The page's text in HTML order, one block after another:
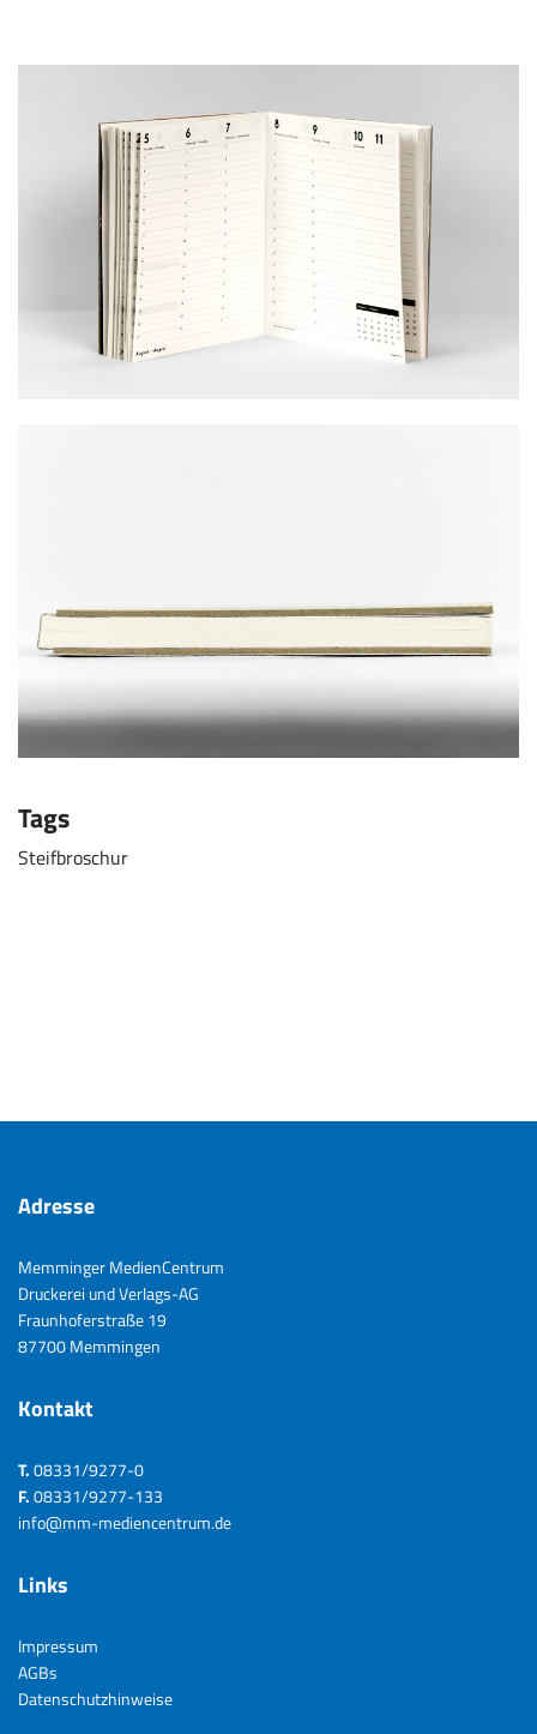
Tags
Steifbroschur
Adresse
Memminger MedienCentrum
Druckerei und Verlags-AG
Fraunhoferstraße 19
87700 Memmingen
Kontakt
T.08331/9277-0
F.08331/9277-133
info@mm-mediencentrum.de
Links
Impressum
AGBs
Datenschutzhinweise